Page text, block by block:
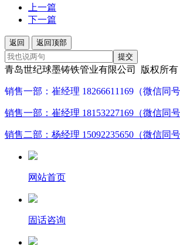
上一篇
下一篇
返回
返回顶部
提交
青岛世纪球墨铸铁管业有限公司 版权所有
销售一部：崔经理 18266611169（微信同号
销售一部：崔经理 18153227169（微信同号
销售二部：杨经理 15092235650（微信同号
网站首页
固话咨询